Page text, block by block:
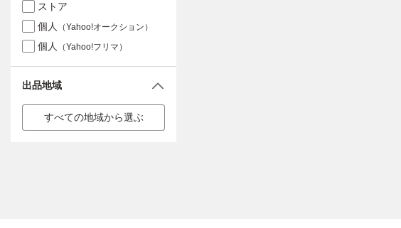
ストア
個人
（Yahoo!オークション）
個人 （Yahoo!フリマ）
出品地域
すべての地域から選ぶ